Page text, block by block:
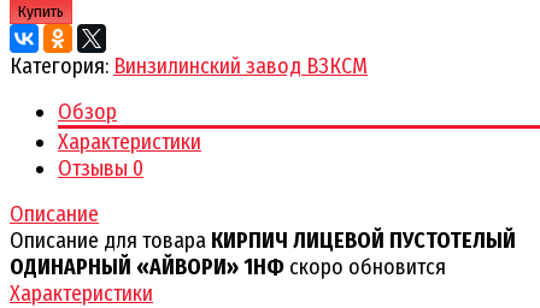
Купить
Категория: Винзилинский завод ВЗКСМ
Обзор
Характеристики
Отзывы 0
Описание
Описание для товара КИРПИЧ ЛИЦЕВОЙ ПУСТОТЕЛЫЙ
ОДИНАРНЫЙ «АЙВОРИ» 1НФ скоро обновится
Характеристики